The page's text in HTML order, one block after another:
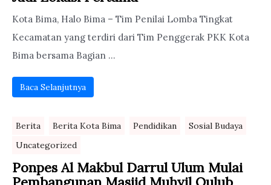
Kota Bima, Halo Bima – Tim Penilai Lomba Tingkat
Kecamatan yang terdiri dari Tim Penggerak PKK Kota
Bima bersama Bagian ...
Baca Selanjutnya
Berita Berita Kota Bima Pendidikan
Sosial Budaya
Uncategorized
Ponpes Al Makbul Darrul Ulum Mulai